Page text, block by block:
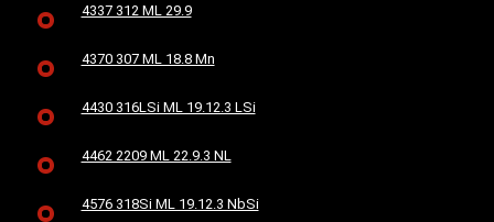
4337 312 ML 29.9
4370 307 ML 18.8 Mn
4430 316LSi ML 19.12.3 LSi
4462 2209 ML 22.9.3 NL
4576 318Si ML 19.12.3 NbSi